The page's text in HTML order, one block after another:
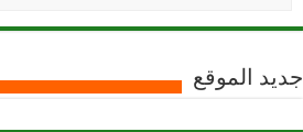
جديد الموقع